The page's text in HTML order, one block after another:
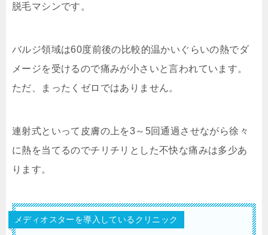
脱毛マシンです。
バルジ領域は60度前後の比較的温かいぐらいの熱でダ
メージを受けるので痛みが小さいと言われています。
ただ、まったくゼロではありません。
連射式といって皮膚の上を3～5回通過させながら徐々
に熱を当てるのでチリチリとした不快な痛みは多少あ
ります。
メディオスターを導入しているクリニック